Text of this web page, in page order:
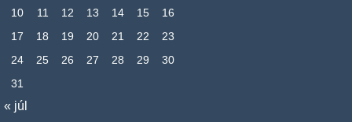
10
11 12 13 14 15
16
17
18 19 20 21 22
23
24
25 26 27 28 29
30
31
« júl